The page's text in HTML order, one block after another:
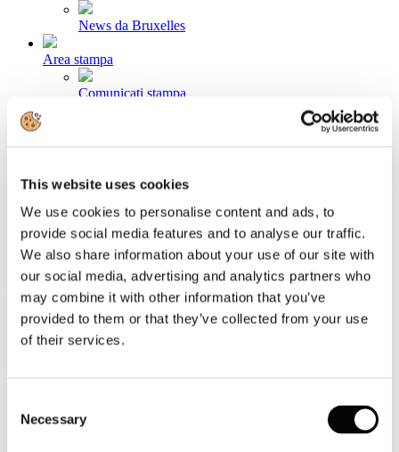
This website uses cookies
We use cookies to personalise content and ads, to
provide social media features and to analyse our traffic.
We also share information about your use of our site with
our social media, advertising and analytics partners who
may combine it with other information that you’ve
provided to them or that they’ve collected from your use
of their services.
Selection
Necessary
News da Bruxelles
Area stampa
Comunicati stampa
Articoli e Interviste
Contatti
Tel. +39 320 57 80 986
Email segreteria@federturismo.it
Come aderire
Login